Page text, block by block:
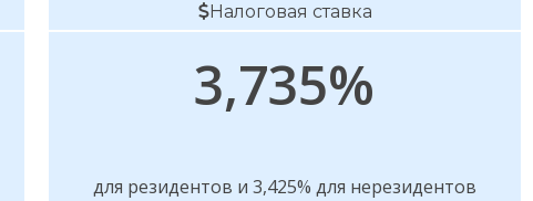
Налоговая ставка
3,735%
для резидентов и 3,425% для нерезидентов